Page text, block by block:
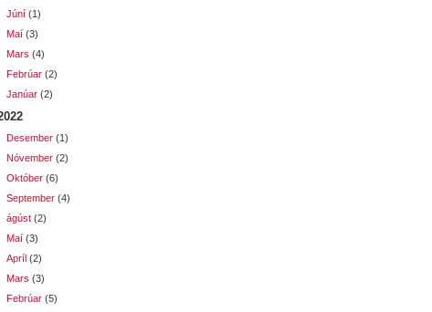
Júní (1)
Maí (3)
Mars (4)
Febrúar (2)
Janúar (2)
Desember (1)
Nóvember (2)
Október (6)
September (4)
ágúst (2)
Maí (3)
Apríl (2)
Mars (3)
Febrúar (5)